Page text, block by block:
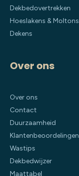
Dekbedovertrekken
Hoeslakens & Moltons
Dekens
Over ons
Over ons
Contact
Duurzaamheid
Klantenbeoordelingen
Wastips
Dekbedwijzer
Maattabel